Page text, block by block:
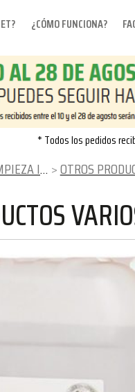
¿CÓMO FUNCIONA?
* Todos los pedidos
OTROS